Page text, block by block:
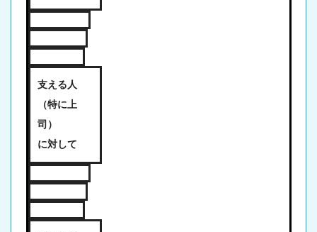
支える人
（特に上
司）
に対して